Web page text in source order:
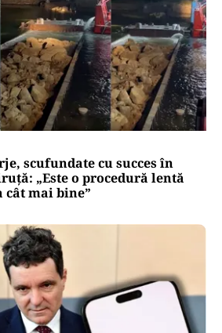
scufundate cu succes în
„Este o procedură lentă
cât mai bine”